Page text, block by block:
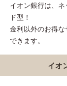
イオン銀行は、
ド型！
金利以外のお得
できます。
イオ